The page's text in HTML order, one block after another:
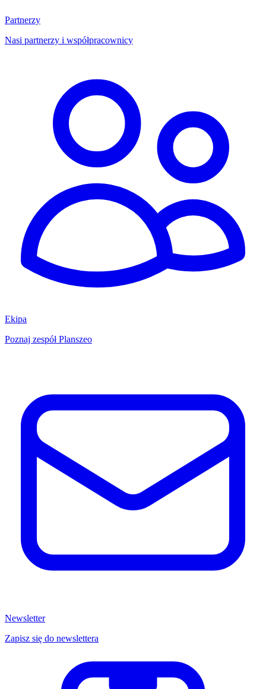
Partnerzy
Nasi partnerzy i współpracownicy
Ekipa
Poznaj zespół Planszeo
Newsletter
Zapisz się do newslettera